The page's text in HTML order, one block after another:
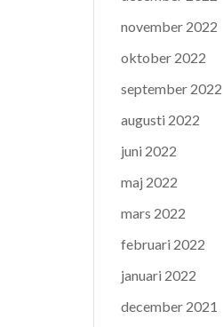
november 2022
oktober 2022
september 2022
augusti 2022
juni 2022
maj 2022
mars 2022
februari 2022
januari 2022
december 2021